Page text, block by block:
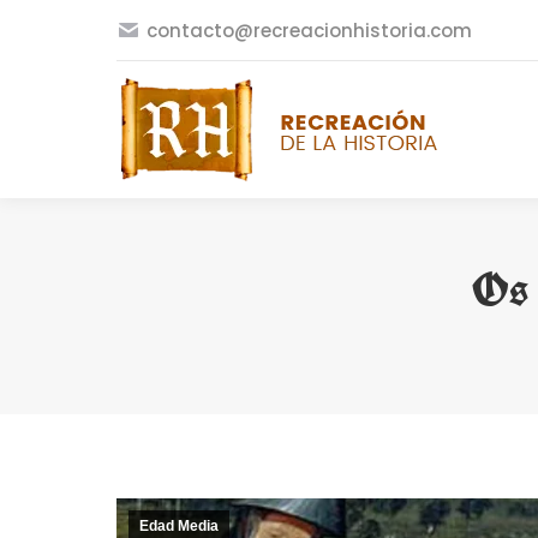
contacto@recreacionhistoria.com
Os
Edad Media